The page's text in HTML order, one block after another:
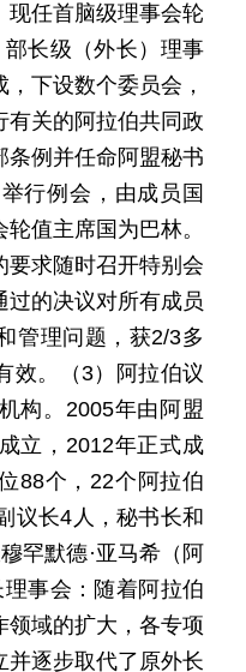
现任首脑级理事会轮
长级（外长）理事
下设数个委员会，
有关的阿拉伯共同政
条例并任命阿盟秘书
行例会，由成员国
值主席国为巴林。
要求随时召开特别会
的决议对所有成员
管理问题，获2/3多
效。（3）阿拉伯议
构。2005年由阿盟
立，2012年正式成
88个，22个阿拉伯
议长4人，秘书长和
罕默德·亚马希（阿
事会：随着阿拉伯
领域的扩大，各专项
并逐步取代了原外长